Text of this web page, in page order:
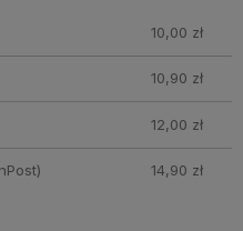
10,00 zł
10,90 zł
12,00 zł
14,90 zł